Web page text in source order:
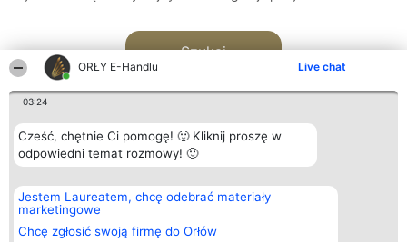
ORŁY E-Handlu Live chat
03:24
Cześć, chętnie Ci pomogę! 🙂 Kliknij proszę w
odpowiedni temat rozmowy! 🙂
Jestem Laureatem, chcę odebrać materiały
marketingowe
Chcę zgłosić swoją firmę do Orłów
Szukaj
Organizator plebiscytu
Bright Side Solutions sp. z o.
o. sp. k.
ul. Ruska 22
Wrocław 50-079
Plebiscyt
Laureaci
wszystkich
Laureatów
Kontakt
Kontakt